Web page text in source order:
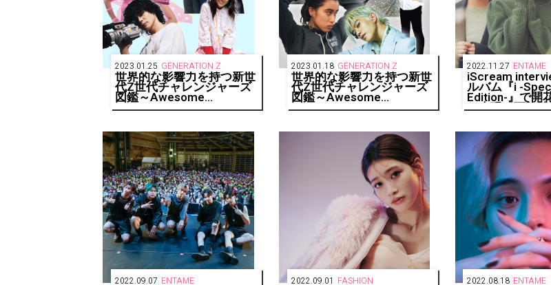
2023.01.25 GENERATION Z
世界的な影響力を持つ新世
代Z世代チャレンジャーズ
図鑑～Awesome
challengers of
2023.01.18 GENERATION Z
世界的な影響力を持つ新世
代Z世代チャレンジャーズ
図鑑～Awesome
challengers of
2022.11.27 ENTAME
iScream
ルバム『i -
Edition-』で開
な表現と可能性
2022.09.07 ENTAME 2022.09.01 FASHION 2022.08.18 ENTAME